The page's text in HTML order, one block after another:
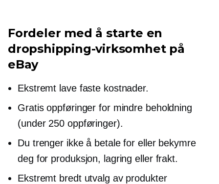
Fordeler med å starte en
dropshipping-virksomhet på
eBay
Ekstremt lave faste kostnader.
Gratis oppføringer for mindre beholdning
(under 250 oppføringer).
Du trenger ikke å betale for eller bekymre
deg for produksjon, lagring eller frakt.
Ekstremt bredt utvalg av produkter